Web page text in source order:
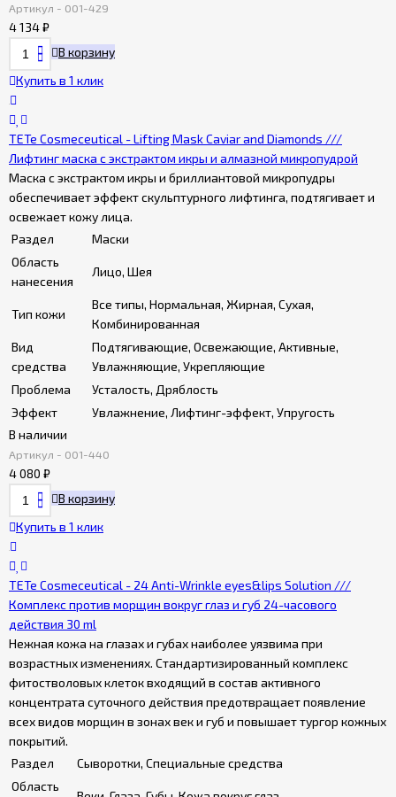
Артикул - 001-429
4 134₽
В корзину
Купить в 1 клик
TETe Cosmeceutical - Lifting Mask Caviar and Diamonds ///
Лифтинг маска с экстрактом икры и алмазной микропудрой
Маска с экстрактом икры и бриллиантовой микропудры
обеспечивает эффект скульптурного лифтинга, подтягивает и
освежает кожу лица.
Раздел
Маски
Область
нанесения
Лицо, Шея
Тип кожи
Все типы, Нормальная, Жирная, Сухая,
Комбинированная
Вид
средства
Подтягивающие, Освежающие, Активные,
Увлажняющие, Укрепляющие
Проблема
Усталость, Дряблость
Эффект
Увлажнение, Лифтинг-эффект, Упругость
В наличии
Артикул - 001-440
4 080 ₽
В корзину
Купить в 1 клик
TETe Cosmeceutical - 24 Anti-Wrinkle eyes&lips Solution ///
Комплекс против морщин вокруг глаз и губ 24-часового
действия 30 ml
Нежная кожа на глазах и губах наиболее уязвима при
возрастных изменениях. Стандартизированный комплекс
фитостволовых клеток входящий в состав активного
концентрата суточного действия предотвращает появление
всех видов морщин в зонах век и губ и повышает тургор кожных
покрытий.
Раздел
Сыворотки, Специальные средства
Область